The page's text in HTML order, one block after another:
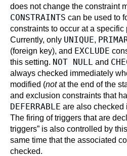
does not change the constraint
CONSTRAINTS can be used to
constraints to occur at a specific
Currently, only UNIQUE,
(foreign key), and EXCLUDE
this setting. NOT NULL and
always checked immediately
modified (notat the end of the
and exclusion constraints that
DEFERRABLE are also checked
The firing of triggers that are
triggers” is also controlled by
same time that the associated
checked.